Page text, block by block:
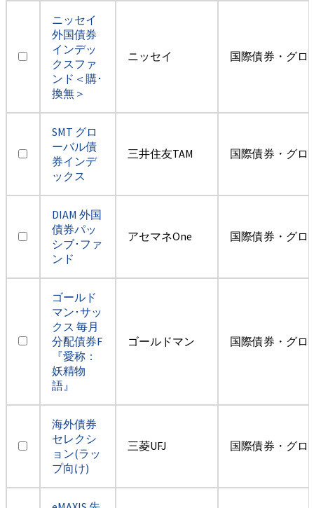
ニッセイ
外国債券
インデッ
クスファ
ンド＜購･
換無＞
ニッセイ 国際債券・グロ
SMT グロ
ーバル債
券インデ
ックス
三井住友TAM 国際債券・グロ
DIAM 外国
債券パッ
シブ･ファ
ンド
アセマネOne 国際債券・グロ
ゴールド
マン･サッ
クス 毎月
分配債券F
『愛称：
妖精物
語』
ゴールドマン 国際債券・グロ
海外債券
セレクシ
ョン(ラッ
プ向け)
三菱UFJ 国際債券・グロ